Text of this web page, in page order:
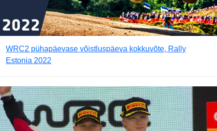
WRC2 pühapäevase võistluspäeva kokkuvõte, Rally
Estonia 2022